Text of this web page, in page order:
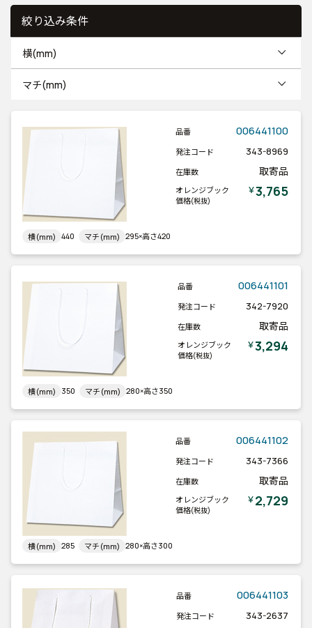
絞り込み条件
横(mm)
マチ(mm)
品番 006441100
発注コード 343-8969
在庫数 取寄品
オレンジブック
価格(税抜)
￥3,765
横(mm) 440 マチ(mm) 295×高さ420
品番 006441101
発注コード 342-7920
在庫数 取寄品
オレンジブック
価格(税抜)
￥3,294
横(mm) 350 マチ(mm) 280×高さ350
品番 006441102
発注コード 343-7366
在庫数 取寄品
オレンジブック
価格(税抜)
￥2,729
横(mm) 285 マチ(mm) 280×高さ300
品番 006441103
発注コード 343-2637